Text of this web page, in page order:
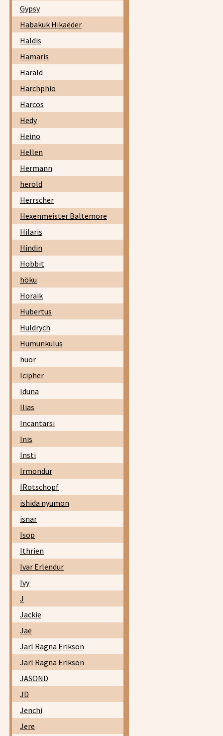
Gypsy
Habakuk Hikaëder
Haldis
Hamaris
Harald
Harchphio
Harcos
Hedy
Heino
Hellen
Hermann
herold
Herrscher
Hexenmeister Baltemore
Hilaris
Hindin
Hobbit
höku
Horaik
Hubertus
Huldrych
Humunkulus
huor
Icipher
Iduna
Ilias
Incantarsi
Inis
Insti
Irmondur
IRotschopf
ishida nyumon
isnar
Isop
Ithrien
Ivar Erlendur
Ivy
J
Jackie
Jae
Jarl Ragna Erikson
Jarl Ragna Erikson
JASOND
JD
Jenchi
Jere